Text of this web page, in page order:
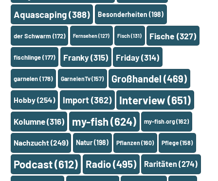
Aquascaping(388) Besonderheiten (198)
der Schwarm(172) Fernsehen(127) Fisch(131) Fische (327)
fischlinge(177) Franky(315) Friday(314)
garnelen(178) GarnelenTv(157) Großhandel (469)
Hobby(254) Import(362) Interview(651)
Kolumne(316) my-fish(624) my-fish.org(162)
Nachzucht(249) Natur(198) Pflanzen(160) Pflege(158)
Podcast(612) Radio(495) Raritäten (274)